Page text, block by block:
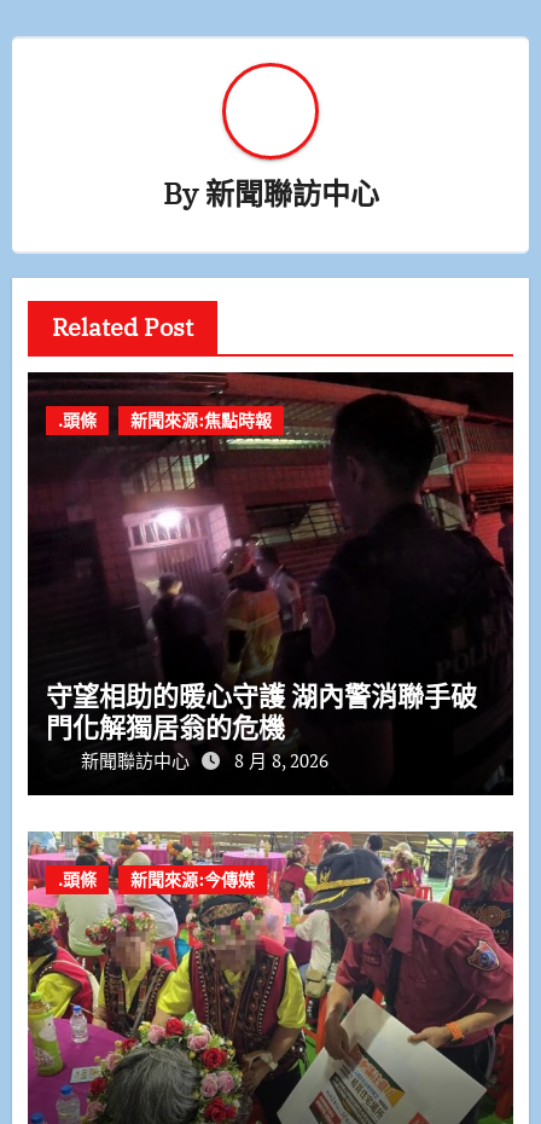
By新聞聯訪中心
Related Post
.頭條 新聞來源:焦點時報
守望相助的暖心守護 湖內警消聯手破
門化解獨居翁的危機
新聞聯訪中心 8 月 8, 2026
.頭條 新聞來源:今傳媒